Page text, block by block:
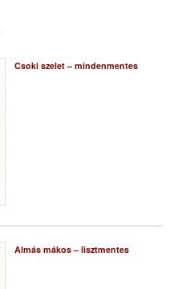
Csoki szelet – mindenmentes
Almás mákos – lisztmentes